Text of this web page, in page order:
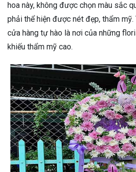
hoa này, không được chọn màu sắc
phải thể hiện được nét đẹp, thẩm mỹ.
cửa hàng tự hào là nơi của những
khiếu thẩm mỹ cao.